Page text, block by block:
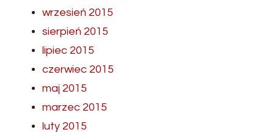
wrzesień 2015
sierpień 2015
lipiec 2015
czerwiec 2015
maj 2015
marzec 2015
luty 2015